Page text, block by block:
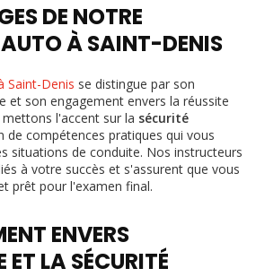
DE NOTRE
À SAINT-DENIS
Saint-Denis se distingue par son
et son engagement envers la réussite
l'accent sur la sécurité
de compétences pratiques qui vous
situations de conduite. Nos instructeurs
à votre succès et s'assurent que vous
prêt pour l'examen final.
ENVERS
ET LA SÉCURITÉ